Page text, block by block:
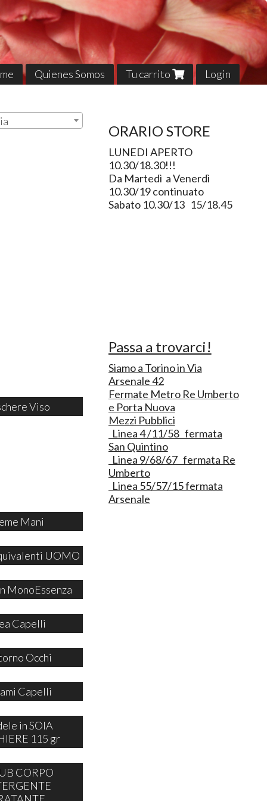
Quienes Somos Tu carrito Login
Viso
Mani
UOMO
MonoEssenza
Capelli
Occhi
Capelli
in SOIA
115 gr
CORPO
ORARIO STORE
LUNEDI APERTO
10.30/18.30!!!
Da Martedì a Venerdì
10.30/19 continuato
Sabato 10.30/13 15/18.45
Passa a trovarci!
Siamo a Torino in Via
Arsenale 42
Fermate Metro Re Umberto
e Porta Nuova
Mezzi Pubblici
Linea 4 /11/58 fermata
San Quintino
Linea 9/68/67 fermata Re
Umberto
Linea 55/57/15 fermata
Arsenale